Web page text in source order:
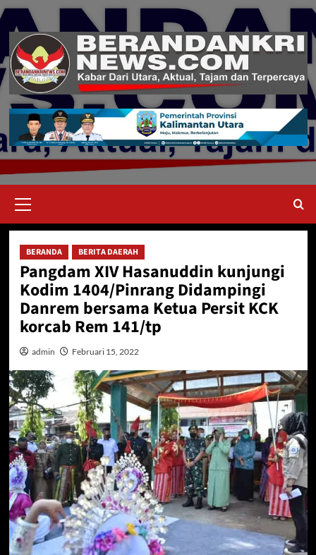
Skip
content
Menu
BERANDA BERITA DAERAH
Pangdam XIV Hasanuddin kunjungi
Kodim 1404/Pinrang Didampingi
Danrem bersama Ketua Persit KCK
korcab Rem 141/tp
admin Februari 15, 2022